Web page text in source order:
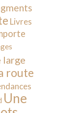
Livres
large
route
Une